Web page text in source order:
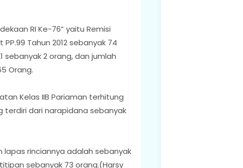
RI Ke-76” yaitu Remisi
Tahun 2012 sebanyak 74
sebanyak 2 orang, dan jumlah
Orang.
Kelas IIB Pariaman terhitung
terdiri dari narapidana sebanyak
rinciannya adalah sebanyak
sebanyak 73 orang.(Harsy